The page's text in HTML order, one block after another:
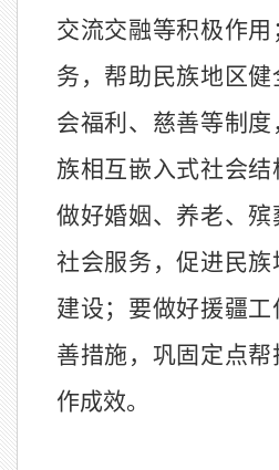
交流交融等积极作
务，帮助民族地区
会福利、慈善等制
族相互嵌入式社会结
做好婚姻、养老、
社会服务，促进民
建设；要做好援疆
善措施，巩固定点
作成效。